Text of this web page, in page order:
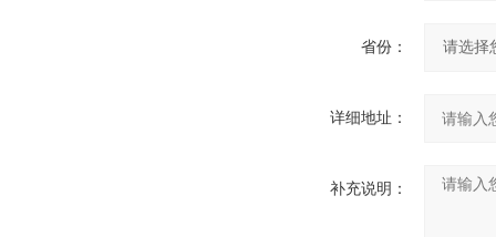
省份：
详细地址：
补充说明：